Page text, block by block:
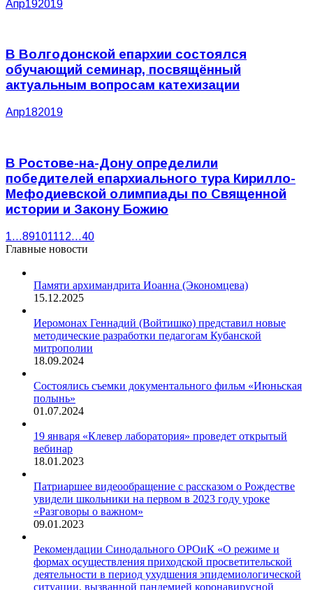
Апр192019
В Волгодонской епархии состоялся
обучающий семинар, посвящённый
актуальным вопросам катехизации
Апр182019
В Ростове-на-Дону определили
победителей епархиального тура Кирилло-
Мефодиевской олимпиады по Священной
истории и Закону Божию
1…89101112…40
Главные новости
Памяти архимандрита Иоанна (Экономцева)
15.12.2025
Иеромонах Геннадий (Войтишко) представил новые
методические разработки педагогам Кубанской
митрополии
18.09.2024
Состоялись съемки документального фильм «Июньская
полынь»
01.07.2024
19 января «Клевер лаборатория» проведет открытый
вебинар
18.01.2023
Патриаршее видеообращение с рассказом о Рождестве
увидели школьники на первом в 2023 году уроке
«Разговоры о важном»
09.01.2023
Рекомендации Синодального ОРОиК «О режиме и
формах осуществления приходской просветительской
деятельности в период ухудшения эпидемиологической
ситуации, вызванной пандемией коронавирусной